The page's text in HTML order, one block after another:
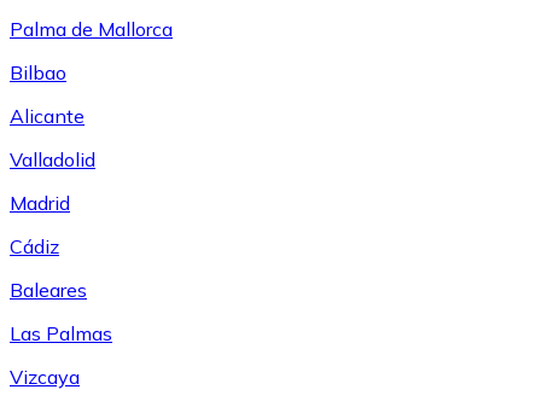
Palma de Mallorca
Bilbao
Alicante
Valladolid
Madrid
Cádiz
Baleares
Las Palmas
Vizcaya